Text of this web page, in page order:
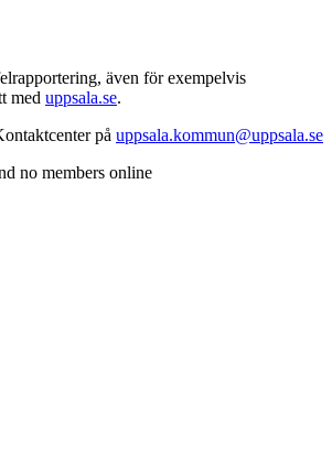
även för exempelvis
med uppsala.se.
på uppsala.kommun@uppsala.se
no members online